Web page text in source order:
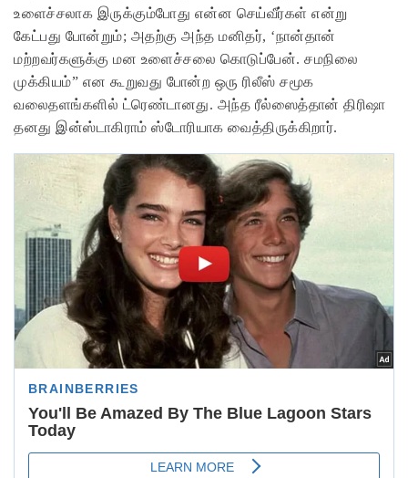
உளைச்சலாக இருக்கும்போது என்ன செய்வீர்கள் என்று
கேட்பது போன்றும்; அதற்கு அந்த மனிதர், ‘நான்தான்
மற்றவர்களுக்கு மன உளைச்சலை கொடுப்பேன். சமநிலை
முக்கியம்” என கூறுவது போன்ற ஒரு ரிலீஸ் சமூக
வலைதளங்களில் ட்ரெண்டானது. அந்த ரீல்ஸைத்தான் திரிஷா
தனது இன்ஸ்டாகிராம் ஸ்டோரியாக வைத்திருக்கிறார்.